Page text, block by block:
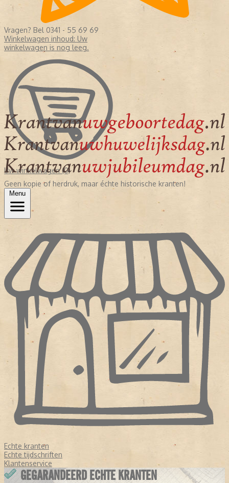
Vragen? Bel 0341 - 55 69 69
Winkelwagen inhoud: Uw
winkelwagen is nog leeg.
Uw winkelwagen (0)
Geen kopie of herdruk, maar échte historische kranten!
Menu
Echte kranten
Echte tijdschriften
Klantenservice
GEGARANDEERD ECHTE KRANTEN